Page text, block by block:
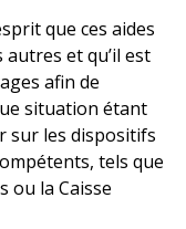
que ces aides
autres et qu’il est
afin de
situation étant
sur les dispositifs
tels que
ou la Caisse